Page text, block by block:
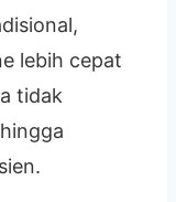
lebih cepat
tidak